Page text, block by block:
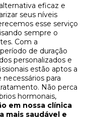
eficaz e
seus níveis
esse serviço
sempre o
Com a
de duração
personalizados e
estão aptos a
para
Não perca
hormonais,
em nossa clínica
mais saudável e